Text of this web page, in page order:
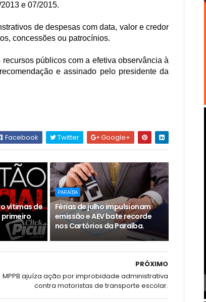
e 07/2015.
de despesas com data, valor e credor
concessões ou patrocínios.
públicos com a efetiva observância à
e assinado pelo presidente da
Facebook Twitter Google+
vítimas de
PARAÍBA
Férias de julho impulsionam
emissão e AEV bate recorde
nos Cartórios da Paraíba.
PRÓXIMO
MPPB ajuíza ação por improbidade administrativa
contra motoristas de transporte escolar.